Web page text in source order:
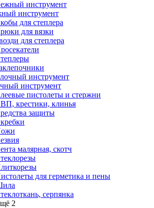
инструмент
для степлера
для вязки
для степлера
инструмент
пистолеты и стержни
крестики, клинья
защиты
малярная, скотч
для герметика и пены
серпянка
2